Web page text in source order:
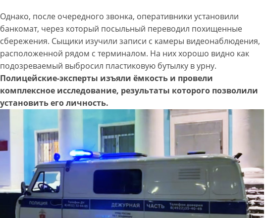
Однако, после очередного звонка, оперативники установили
банкомат, через который посыльный переводил похищенные
сбережения. Сыщики изучили записи с камеры видеонаблюдения,
расположенной рядом с терминалом. На них хорошо видно как
подозреваемый выбросил пластиковую бутылку в урну.
Полицейские-эксперты изъяли ёмкость и провели
комплексное исследование, результаты которого позволили
установить его личность.